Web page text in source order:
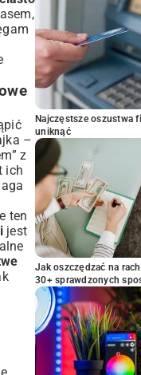
–
z
ich
ten
jest
Najczęstsze oszustwa
uniknąć
Jak oszczędzać na
30+ sprawdzonych